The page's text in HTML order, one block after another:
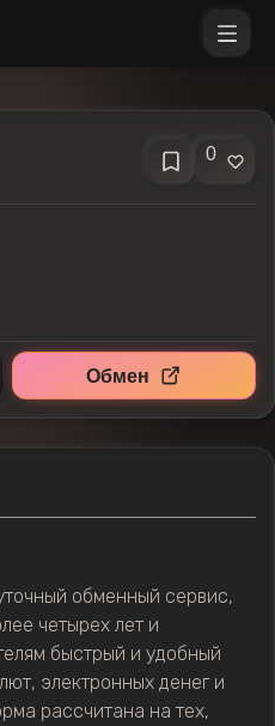
0
Обмен
обменный сервис,
четырех лет и
быстрый и удобный
электронных денег и
рассчитана на тех,